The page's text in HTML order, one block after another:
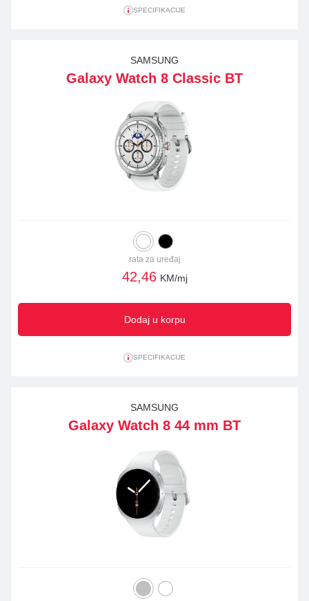
SPECIFIKACIJE
SAMSUNG
Galaxy Watch 8 Classic BT
rata za uređaj
42,46 KM/mj
Dodaj u korpu
SPECIFIKACIJE
SAMSUNG
Galaxy Watch 8 44 mm BT